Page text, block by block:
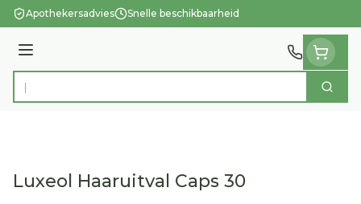
Ga naar de inhoud
Apothekersadvies Snelle beschikbaarheid
Menu
Product, merk, categorie... Zoek
Luxeol Haaruitval Caps 30